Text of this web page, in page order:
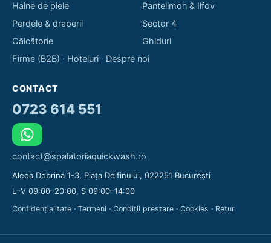
Haine de piele
Perdele & draperii
Călcătorie
Pantelimon & Ilfov
Sector 4
Ghiduri
Firme (B2B) · Hoteluri · Despre noi
CONTACT
0723 614 551
contact@spalatoriaquickwash.ro
Aleea Dobrina 1-3, Piața Delfinului, 022251 București
L–V 09:00–20:00, S 09:00–14:00
Confidențialitate · Termeni · Condiții prestare · Cookies · Retur